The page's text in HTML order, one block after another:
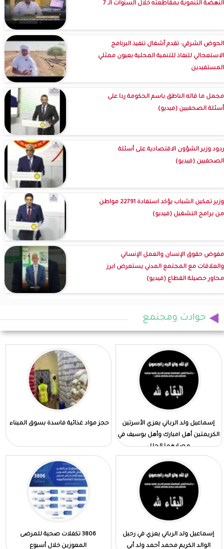
النهضة التنموية بمقاطعته خلال السنوات الـ 7
الحوض الشرقي: تقدم أشغال تنفيذ البرنامج
الاستعجالي للنفاذ للتنمية المحلية بعيون ممثلي
المستفيدين
مجمل ما قاله الناطق باسم الحكومة ردا على
أسئلة الصحفيين (فيديو)
ردود وزير الشؤون الاقتصادية على أسئلة
الصحفيين (فيديو)
وزير تمكين الشباب يؤكد استفادة 22791 مواطن
من برامج التشغيل (فيديو)
مفوض حقوق الإنسان والعمل الإنساني
والعلاقات مع المجتمع المدني يستعرض ابرز
محاور حصيلة القطاع (فيديو)
حوادث ومجتمع
إسماعيل ولد الرباني يعزي الأسرتين
الكريمتين أهل امبارك وأهل بوسيف في
مصابهما الجلل
حجز مواد غذائية فاسدة بسوق الميناء
إسماعيل ولد الرباني يعزي في رحيل
الوالد الكريم محمد أحمد ولد أبي
3806 تكفلات صحية للمرضى
المعوزين خلال أسبوع